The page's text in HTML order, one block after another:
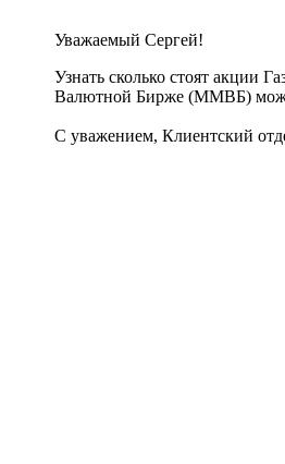
Уважаемый Сергей!
Узнать сколько стоят акции
Валютной Бирже (ММВБ)
С уважением, Клиентский